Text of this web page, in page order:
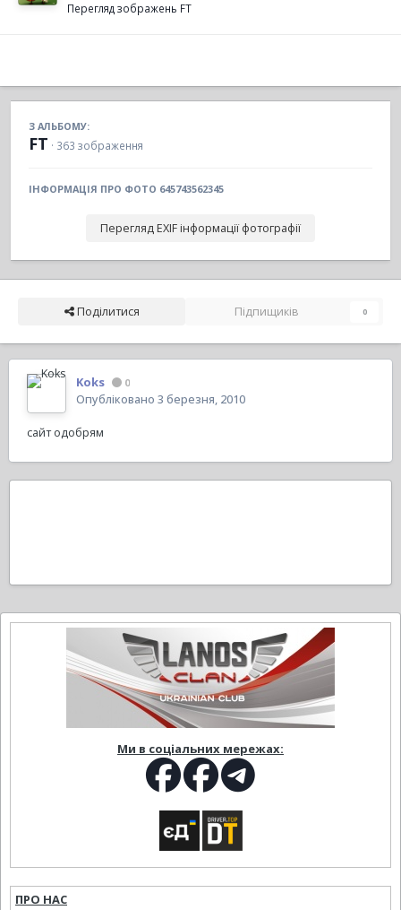
Перегляд зображень FT
З АЛЬБОМУ:
FT · 363 зображення
ІНФОРМАЦІЯ ПРО ФОТО 645743562345
Перегляд EXIF інформації фотографії
Поділитися Підпищиків 0
Koks 0
Опубліковано 3 березня, 2010
сайт одобрям
Ми в соціальних мережах:
ПРО НАС